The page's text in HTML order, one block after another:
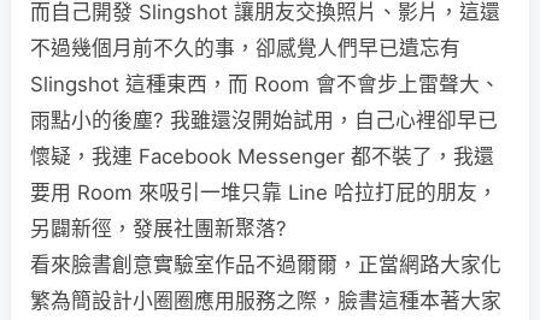
而自己開發 Slingshot 讓朋友交換照片、影片，這還
不過幾個月前不久的事，卻感覺人們早已遺忘有
Slingshot 這種東西，而 Room 會不會步上雷聲大、
雨點小的後塵? 我雖還沒開始試用，自己心裡卻早已
懷疑，我連 Facebook Messenger 都不裝了，我還
要用 Room 來吸引一堆只靠 Line 哈拉打屁的朋友，
另闢新徑，發展社團新聚落?
看來臉書創意實驗室作品不過爾爾，正當網路大家化
繁為簡設計小圈圈應用服務之際，臉書這種本著大家